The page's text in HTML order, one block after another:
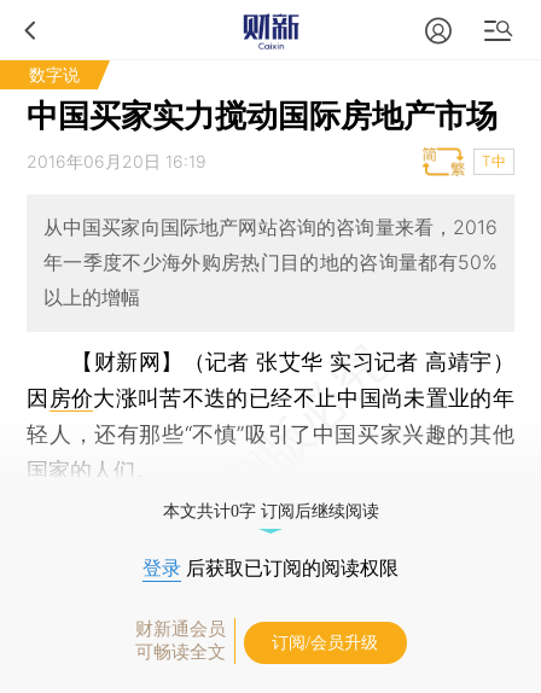
数字说
中国买家实力搅动国际房地产市场
2016年06月20日 16:19 T中
从中国买家向国际地产网站咨询的咨询量来看，2016
年一季度不少海外购房热门目的地的咨询量都有50%
以上的增幅
【财新网】（记者 张艾华 实习记者 高靖宇）
因 房价大涨叫苦不迭的已经不止中国尚未置业的年
轻人，还有那些“不慎”吸引了中国买家兴趣的其他
国家的人们。
本文共计0字 订阅后继续阅读
登录 后获取已订阅的阅读权限
财新通会员
可畅读全文
订阅/会员升级